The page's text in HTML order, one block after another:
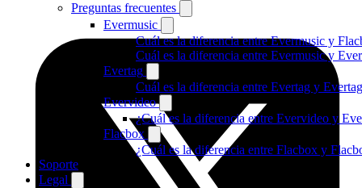
Preguntas frecuentes
Evermusic
Cuál es la diferencia entre Evermusic y
Cuál es la diferencia entre Evermusic y
Evertag
Cuál es la diferencia entre Evertag y
Evervideo
¿Cuál es la diferencia entre Evervideo y
Flacbox
¿Cuál es la diferencia entre Flacbox y
Soporte
Legal